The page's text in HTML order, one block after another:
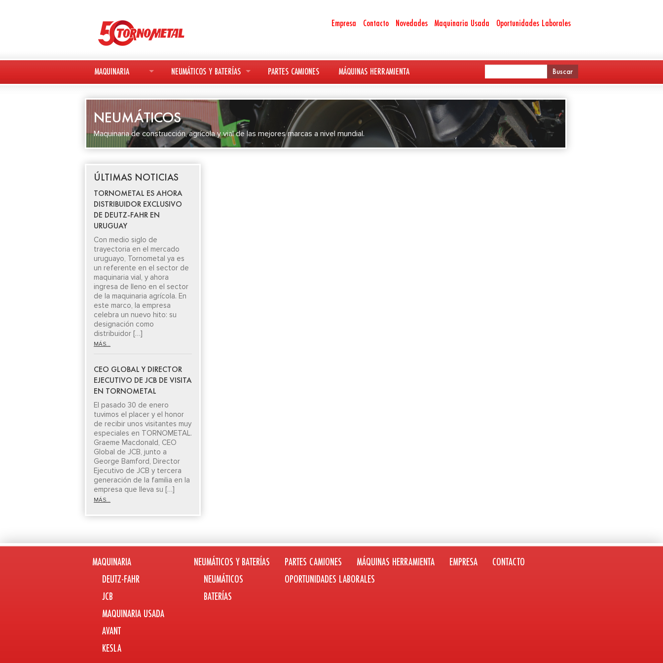
Empresa Contacto Novedades Maquinaria Usada Oportunidades Laborales
MAQUINARIA
MAQUINARIA NUEVA
MAQUINARIA USADA
DEUTZ-FAHR
AVANT
KESLA
NEUMÁTICOS Y BATERÍAS
NEUMÁTICOS
BATERÍAS
PARTES CAMIONES MÁQUINAS HERRAMIENTA
NEUMÁTICOS
Maquinaria de construcción, agrícola y vial de las mejores marcas a nivel mundial.
ÚLTIMAS NOTICIAS
TORNOMETAL ES AHORA
DISTRIBUIDOR EXCLUSIVO
DE DEUTZ-FAHR EN
URUGUAY
Con medio siglo de
trayectoria en el mercado
uruguayo, Tornometal ya es
un referente en el sector de
maquinaria vial, y ahora
ingresa de lleno en el sector
de la maquinaria agrícola. En
este marco, la empresa
celebra un nuevo hito: su
designación como
distribuidor […]
MÁS...
CEO GLOBAL Y DIRECTOR
EJECUTIVO DE JCB DE VISITA
EN TORNOMETAL
El pasado 30 de enero
tuvimos el placer y el honor
de recibir unos visitantes muy
especiales en TORNOMETAL.
Graeme Macdonald, CEO
Global de JCB, junto a
George Bamford, Director
Ejecutivo de JCB y tercera
generación de la familia en la
empresa que lleva su […]
MÁS...
MAQUINARIA
DEUTZ-FAHR
JCB
MAQUINARIA USADA
AVANT
KESLA
NEUMÁTICOS Y BATERÍAS
NEUMÁTICOS
BATERÍAS
PARTES CAMIONES MÁQUINAS HERRAMIENTA EMPRESA
CONTACTO
OPORTUNIDADES LABORALES